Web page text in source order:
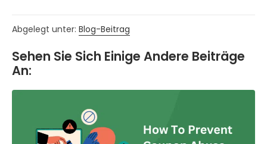
Abgelegt unter: Blog-Beitrag
Sehen Sie Sich Einige Andere Beiträge
An: